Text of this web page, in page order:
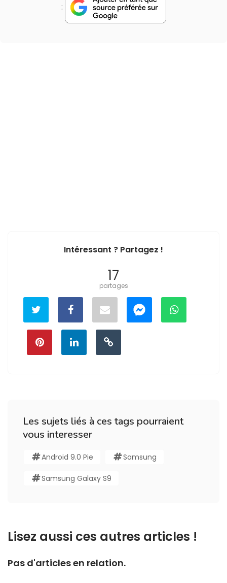
:
Intéressant ? Partagez !
17
partages
Les sujets liés à ces tags pourraient
vous interesser
Android 9.0 Pie Samsung
Samsung Galaxy S9
Lisez aussi ces autres articles !
Pas d'articles en relation.